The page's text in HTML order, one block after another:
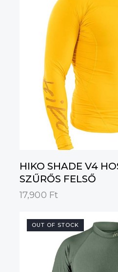
HIKO SHADE V4
SZŰRŐS FELSŐ
17,900 Ft
OUT OF STOCK